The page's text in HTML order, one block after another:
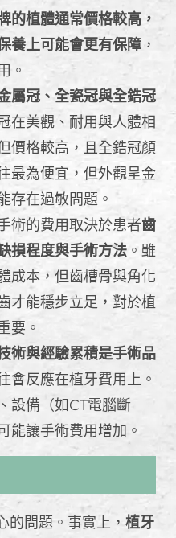
的植體通常價格較高，
養上可能會更有保障 ，
。
屬冠、全瓷冠與全鋯冠
在美觀、耐用與人體相
價格較高，且全鋯冠顏
最為便宜，但外觀呈金
存在過敏問題。
術的費用取決於患者齒
損程度與手術方法 。雖
成本，但齒槽骨與角化
才能穩步立足，對於植
要。
術與經驗累積是手術品
會反應在植牙費用上。
設備（如CT電腦斷
能讓手術費用增加。
的問題。事實上， 植牙